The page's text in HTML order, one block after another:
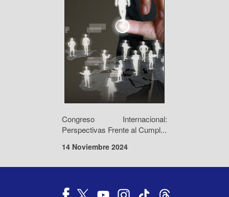
Congreso Internacional:
Perspectivas Frente al Cumpl...
14 Noviembre 2024